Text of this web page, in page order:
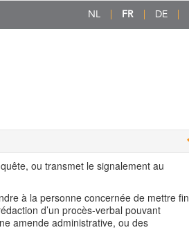
NL FR DE
ou transmet le signalement au
à la personne concernée de mettre fin
d’un procès-verbal pouvant
amende administrative, ou des